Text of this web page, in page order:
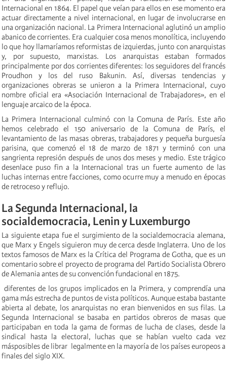
Internacional en 1864. El papel que veían para ellos en ese momento era
actuar directamente a nivel internacional, en lugar de involucrarse en
una organización nacional. La Primera Internacional aglutinó un amplio
abanico de corrientes. Era cualquier cosa menos monolítica, incluyendo
lo que hoy llamaríamos reformistas de izquierdas, junto con anarquistas
y, por supuesto, marxistas. Los anarquistas estaban formados
principalmente por dos corrientes diferentes: los seguidores del francés
Proudhon y los del ruso Bakunin. Así, diversas tendencias y
organizaciones obreras se unieron a la Primera Internacional, cuyo
nombre oficial era «Asociación Internacional de Trabajadores», en el
lenguaje arcaico de la época.
La Primera Internacional culminó con la Comuna de París. Este año
hemos celebrado el 150 aniversario de la Comuna de París, el
levantamiento de las masas obreras, trabajadores y pequeña burguesía
parisina, que comenzó el 18 de marzo de 1871 y terminó con una
sangrienta represión después de unos dos meses y medio. Este trágico
desenlace puso fin a la Internacional tras un fuerte aumento de las
luchas internas entre facciones, como ocurre muy a menudo en épocas
de retroceso y reflujo.
La Segunda Internacional, la
socialdemocracia, Lenin y Luxemburgo
La siguiente etapa fue el surgimiento de la socialdemocracia alemana,
que Marx y Engels siguieron muy de cerca desde Inglaterra. Uno de los
textos famosos de Marx es la Crítica del Programa de Gotha, que es un
comentario sobre el proyecto de programa del Partido Socialista Obrero
de Alemania antes de su convención fundacional en 1875.
diferentes de los grupos implicados en la Primera, y comprendía una
gama más estrecha de puntos de vista políticos. Aunque estaba bastante
abierta al debate, los anarquistas no eran bienvenidos en sus filas. La
Segunda Internacional se basaba en partidos obreros de masas que
participaban en toda la gama de formas de lucha de clases, desde la
sindical hasta la electoral, luchas que se habían vuelto cada vez
másposibles de librar legalmente en la mayoría de los países europeos a
finales del siglo XIX.